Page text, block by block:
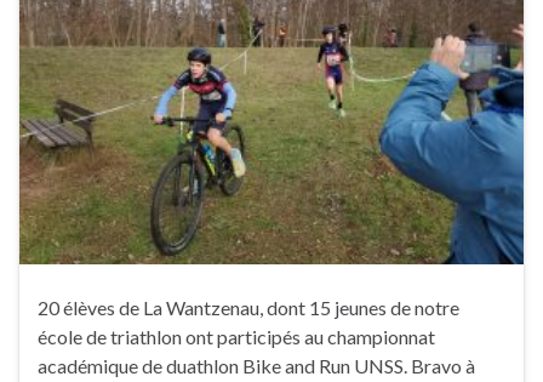
20 élèves de La Wantzenau, dont 15 jeunes de notre
école de triathlon ont participés au championnat
académique de duathlon Bike and Run UNSS. Bravo à